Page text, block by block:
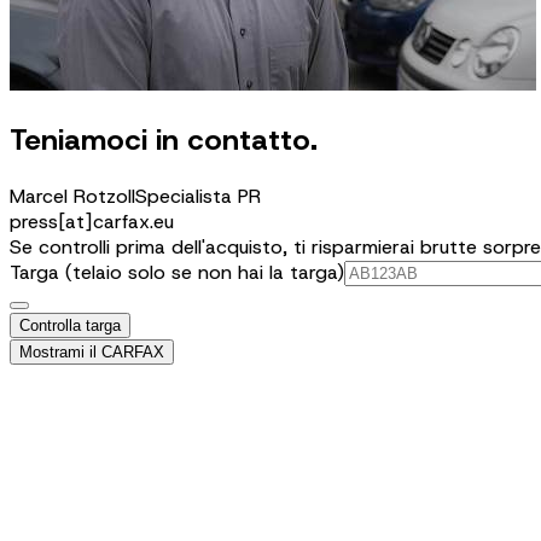
Teniamoci in contatto.
Marcel RotzollSpecialista PR
press[at]carfax.eu
Se controlli prima dell'acquisto, ti risparmierai brutte
Targa (telaio solo se non hai la targa)
Controlla targa
Mostrami il CARFAX